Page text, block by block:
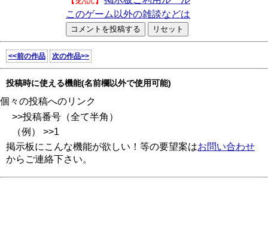
このゲーム以外の雑談などは
<<前の作品 次の作品>>
投稿時に使える機能(名前欄以外で使用可能)
個々の投稿へのリンク
>>投稿番号（全て半角）
（例） >>1
掲示板にこんな機能が欲しい！等の要望案はお問い合わせ
からご連絡下さい。